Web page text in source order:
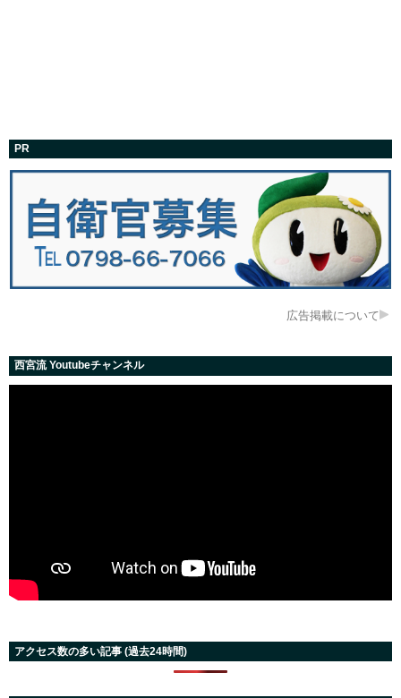
PR
広告掲載について
西宮流 Youtubeチャンネル
アクセス数の多い記事 (過去24時間)